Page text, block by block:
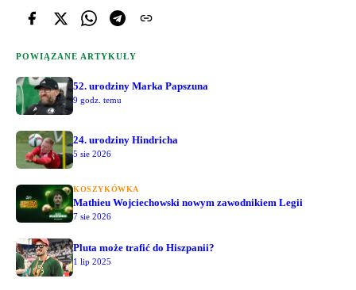
POWIĄZANE ARTYKUŁY
52. urodziny Marka Papszuna
9 godz. temu
24. urodziny Hindricha
5 sie 2026
KOSZYKÓWKA
Mathieu Wojciechowski nowym zawodnikiem Legii
7 sie 2026
Pluta może trafić do Hiszpanii?
1 lip 2025